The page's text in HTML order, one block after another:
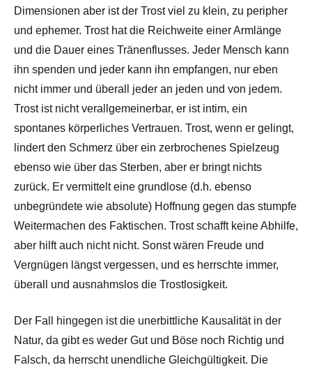
Dimensionen aber ist der Trost viel zu klein, zu peripher
und ephemer. Trost hat die Reichweite einer Armlänge
und die Dauer eines Tränenflusses. Jeder Mensch kann
ihn spenden und jeder kann ihn empfangen, nur eben
nicht immer und überall jeder an jeden und von jedem.
Trost ist nicht verallgemeinerbar, er ist intim, ein
spontanes körperliches Vertrauen. Trost, wenn er gelingt,
lindert den Schmerz über ein zerbrochenes Spielzeug
ebenso wie über das Sterben, aber er bringt nichts
zurück. Er vermittelt eine grundlose (d.h. ebenso
unbegründete wie absolute) Hoffnung gegen das stumpfe
Weitermachen des Faktischen. Trost schafft keine Abhilfe,
aber hilft auch nicht nicht. Sonst wären Freude und
Vergnügen längst vergessen, und es herrschte immer,
überall und ausnahmslos die Trostlosigkeit.
Der Fall hingegen ist die unerbittliche Kausalität in der
Natur, da gibt es weder Gut und Böse noch Richtig und
Falsch, da herrscht unendliche Gleichgültigkeit. Die